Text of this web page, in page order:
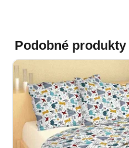
Podobné produkty